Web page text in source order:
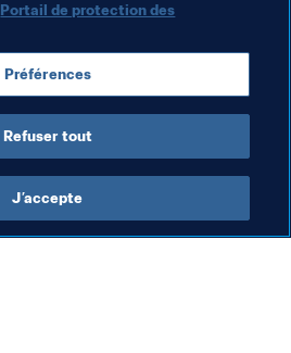
Brazil CONMEBOL
Portail de protection des
Préférences
Refuser tout
J’accepte